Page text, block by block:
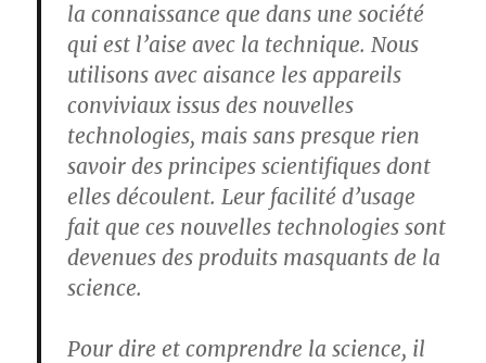
la connaissance que dans une société
qui est l’aise avec la technique. Nous
utilisons avec aisance les appareils
conviviaux issus des nouvelles
technologies, mais sans presque rien
savoir des principes scientifiques dont
elles découlent. Leur facilité d’usage
fait que ces nouvelles technologies sont
devenues des produits masquants de la
science.
Pour dire et comprendre la science, il